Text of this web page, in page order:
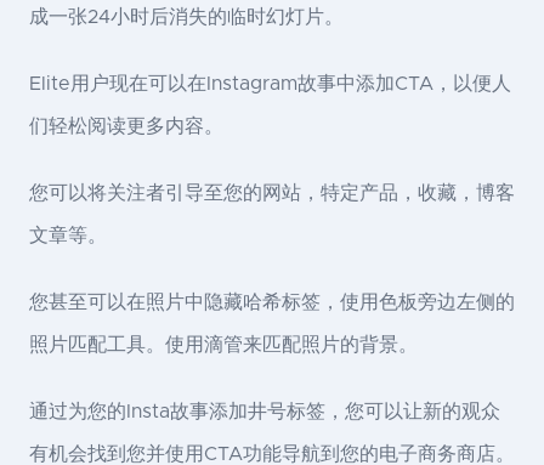
成一张24小时后消失的临时幻灯片。
Elite用户现在可以在Instagram故事中添加CTA，以便人
们轻松阅读更多内容。
您可以将关注者引导至您的网站，特定产品，收藏，博客
文章等。
您甚至可以在照片中隐藏哈希标签，使用色板旁边左侧的
照片匹配工具。使用滴管来匹配照片的背景。
通过为您的Insta故事添加井号标签，您可以让新的观众
有机会找到您并使用CTA功能导航到您的电子商务商店。